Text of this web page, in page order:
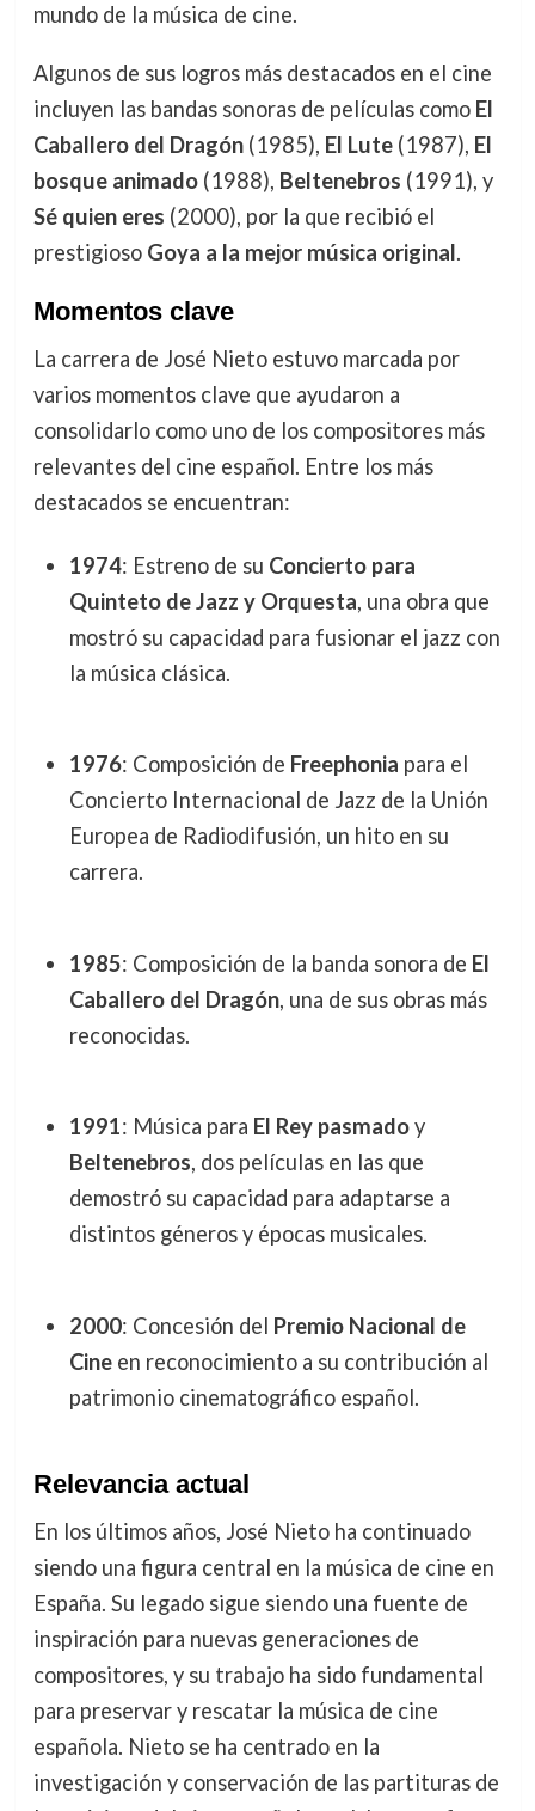
mundo de la música de cine.
Algunos de sus logros más destacados en el cine
incluyen las bandas sonoras de películas como El
Caballero del Dragón(1985), El Lute(1987), El
bosque animado(1988), Beltenebros (1991), y
Sé quien eres (2000), por la que recibió el
prestigioso Goya a la mejor música original.
Momentos clave
La carrera de José Nieto estuvo marcada por
varios momentos clave que ayudaron a
consolidarlo como uno de los compositores más
relevantes del cine español. Entre los más
destacados se encuentran:
1974: Estreno de su Concierto para
Quinteto de Jazz y Orquesta, una obra que
mostró su capacidad para fusionar el jazz con
la música clásica.
1976: Composición de Freephonia para el
Concierto Internacional de Jazz de la Unión
Europea de Radiodifusión, un hito en su
carrera.
1985: Composición de la banda sonora de El
Caballero del Dragón, una de sus obras más
reconocidas.
1991: Música para El Rey pasmadoy
Beltenebros, dos películas en las que
demostró su capacidad para adaptarse a
distintos géneros y épocas musicales.
2000: Concesión del Premio Nacional de
Cineen reconocimiento a su contribución al
patrimonio cinematográfico español.
Relevancia actual
En los últimos años, José Nieto ha continuado
siendo una figura central en la música de cine en
España. Su legado sigue siendo una fuente de
inspiración para nuevas generaciones de
compositores, y su trabajo ha sido fundamental
para preservar y rescatar la música de cine
española. Nieto se ha centrado en la
investigación y conservación de las partituras de